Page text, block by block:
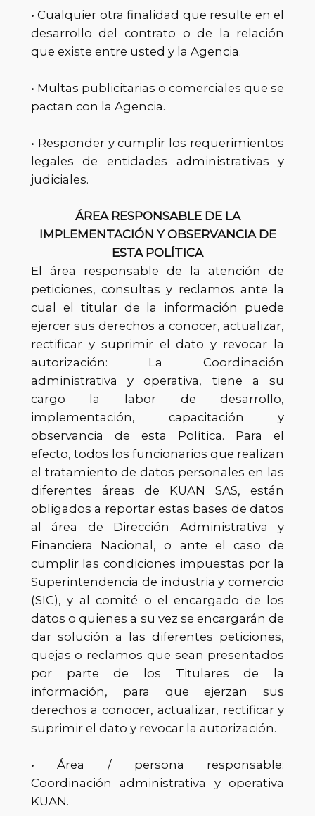
• Cualquier otra finalidad que resulte en el
desarrollo del contrato o de la relación
que existe entre usted y la Agencia.
• Multas publicitarias o comerciales que se
pactan con la Agencia.
• Responder y cumplir los requerimientos
legales de entidades administrativas y
judiciales.
ÁREA RESPONSABLE DE LA
IMPLEMENTACIÓN Y OBSERVANCIA DE
ESTA POLÍTICA
El área responsable de la atención de
peticiones, consultas y reclamos ante la
cual el titular de la información puede
ejercer sus derechos a conocer, actualizar,
rectificar y suprimir el dato y revocar la
autorización: La Coordinación
administrativa y operativa, tiene a su
cargo la labor de desarrollo,
implementación, capacitación y
observancia de esta Política. Para el
efecto, todos los funcionarios que realizan
el tratamiento de datos personales en las
diferentes áreas de KUAN SAS, están
obligados a reportar estas bases de datos
al área de Dirección Administrativa y
Financiera Nacional, o ante el caso de
cumplir las condiciones impuestas por la
Superintendencia de industria y comercio
(SIC), y al comité o el encargado de los
datos o quienes a su vez se encargarán de
dar solución a las diferentes peticiones,
quejas o reclamos que sean presentados
por parte de los Titulares de la
información, para que ejerzan sus
derechos a conocer, actualizar, rectificar y
suprimir el dato y revocar la autorización.
• Área / persona responsable:
Coordinación administrativa y operativa
KUAN.